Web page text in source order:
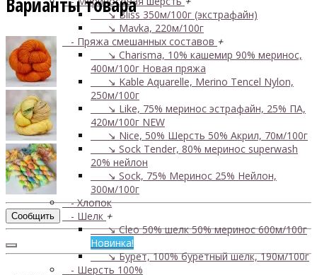
↘ Bliss 350м/100г (экстрафайн)
↘ Mavka, 220м/100г
- Пряжа смешанных составов +
↘ Charisma, 10% кашемир 90% меринос,
400м/100г Новая пряжа
↘ Kable Aquarelle, Merino Tencel Nylon,
250м/100г
↘ Like, 75% меринос эстрафайн, 25% ПА,
420м/100г NEW
↘ Nice, 50% Шерсть 50% Акрил, 70м/100г
↘ Sock Tender, 80% меринос superwash
20% нейлон
↘ Sock, 75% Меринос 25% Нейлон,
300м/100г
- Хлопок
- Шелк +
↘ Cleo 50% шелк 50% меринос 600м/100г
Новинка!
↘ Бурет, 100% буретный шелк, 190м/100г
- Шерсть 100%
Сообщить